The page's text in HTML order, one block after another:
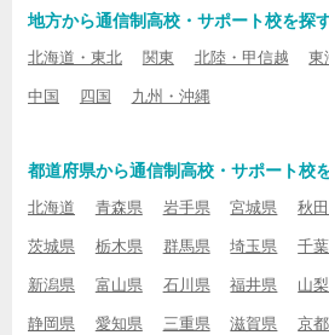
地方から通信制高校・サポート校を探
北海道・東北 関東 北陸・甲信越 東
中国 四国 九州・沖縄
都道府県から通信制高校・サポート校
北海道 青森県 岩手県 宮城県 秋
茨城県 栃木県 群馬県 埼玉県 千
新潟県 富山県 石川県 福井県 山
静岡県 愛知県 三重県 滋賀県 京